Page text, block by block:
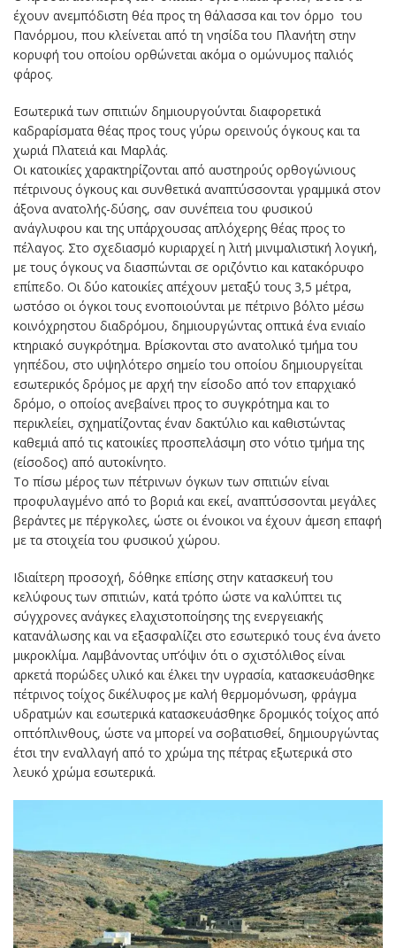
έχουν ανεμπόδιστη θέα προς τη θάλασσα και τον όρμο του
Πανόρμου, που κλείνεται από τη νησίδα του Πλανήτη στην
κορυφή του οποίου ορθώνεται ακόμα ο ομώνυμος παλιός
φάρος.
Εσωτερικά των σπιτιών δημιουργούνται διαφορετικά
καδραρίσματα θέας προς τους γύρω ορεινούς όγκους και τα
χωριά Πλατειά και Μαρλάς.
Οι κατοικίες χαρακτηρίζονται από αυστηρούς ορθογώνιους
πέτρινους όγκους και συνθετικά αναπτύσσονται γραμμικά στον
άξονα ανατολής-δύσης, σαν συνέπεια του φυσικού
ανάγλυφου και της υπάρχουσας απλόχερης θέας προς το
πέλαγος. Στο σχεδιασμό κυριαρχεί η λιτή μινιμαλιστική λογική,
με τους όγκους να διασπώνται σε οριζόντιο και κατακόρυφο
επίπεδο. Οι δύο κατοικίες απέχουν μεταξύ τους 3,5 μέτρα,
ωστόσο οι όγκοι τους ενοποιούνται με πέτρινο βόλτο μέσω
κοινόχρηστου διαδρόμου, δημιουργώντας οπτικά ένα ενιαίο
κτηριακό συγκρότημα. Βρίσκονται στο ανατολικό τμήμα του
γηπέδου, στο υψηλότερο σημείο του οποίου δημιουργείται
εσωτερικός δρόμος με αρχή την είσοδο από τον επαρχιακό
δρόμο, ο οποίος ανεβαίνει προς το συγκρότημα και το
περικλείει, σχηματίζοντας έναν δακτύλιο και καθιστώντας
καθεμιά από τις κατοικίες προσπελάσιμη στο νότιο τμήμα της
(είσοδος) από αυτοκίνητο.
Το πίσω μέρος των πέτρινων όγκων των σπιτιών είναι
προφυλαγμένο από το βοριά και εκεί, αναπτύσσονται μεγάλες
βεράντες με πέργκολες, ώστε οι ένοικοι να έχουν άμεση επαφή
με τα στοιχεία του φυσικού χώρου.
Ιδιαίτερη προσοχή, δόθηκε επίσης στην κατασκευή του
κελύφους των σπιτιών, κατά τρόπο ώστε να καλύπτει τις
σύγχρονες ανάγκες ελαχιστοποίησης της ενεργειακής
κατανάλωσης και να εξασφαλίζει στο εσωτερικό τους ένα άνετο
μικροκλίμα. Λαμβάνοντας υπ’όψιν ότι ο σχιστόλιθος είναι
αρκετά πορώδες υλικό και έλκει την υγρασία, κατασκευάσθηκε
πέτρινος τοίχος δικέλυφος με καλή θερμομόνωση, φράγμα
υδρατμών και εσωτερικά κατασκευάσθηκε δρομικός τοίχος από
οπτόπλινθους, ώστε να μπορεί να σοβατισθεί, δημιουργώντας
έτσι την εναλλαγή από το χρώμα της πέτρας εξωτερικά στο
λευκό χρώμα εσωτερικά.